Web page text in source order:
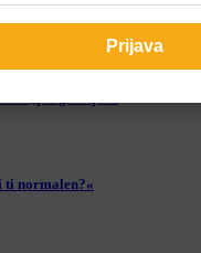
blagodejne učinke
proga zaprta
ti normalen?«